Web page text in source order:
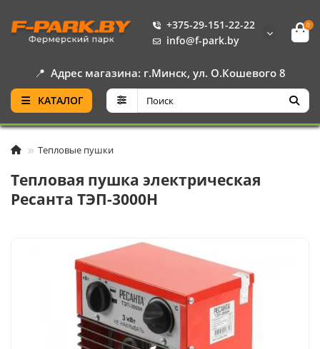
+375-29-151-22-22
info@f-park.by
0
📍 Адрес магазина: г.Минск, ул. О.Кошевого 8
КАТАЛОГ
Тепловые пушки
Тепловая пушка электрическая
Ресанта ТЭП-3000Н